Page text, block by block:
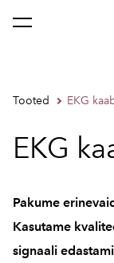
Tooted EKG
EKG
Pakume
Kasutame
signaali